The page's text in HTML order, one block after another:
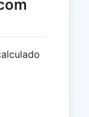
\times